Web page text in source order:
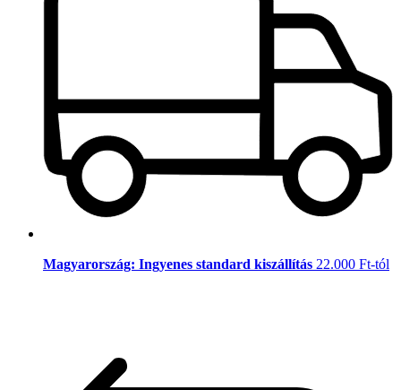
Magyarország: Ingyenes standard kiszállítás 22.000 Ft-tól